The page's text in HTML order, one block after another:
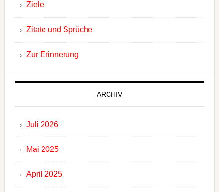
Ziele
Zitate und Sprüche
Zur Erinnerung
ARCHIV
Juli 2026
Mai 2025
April 2025